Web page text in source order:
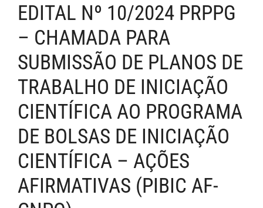
EDITAL Nº 10/2024 PRPPG
– CHAMADA PARA
SUBMISSÃO DE PLANOS DE
TRABALHO DE INICIAÇÃO
CIENTÍFICA AO PROGRAMA
DE BOLSAS DE INICIAÇÃO
CIENTÍFICA – AÇÕES
AFIRMATIVAS (PIBIC AF-